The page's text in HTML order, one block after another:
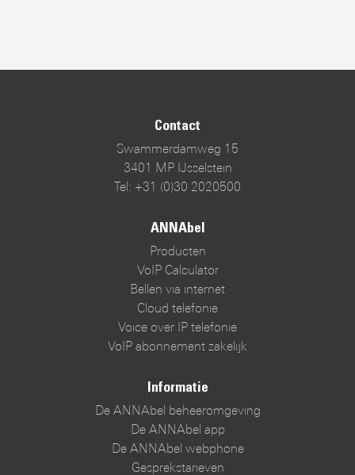
Contact
Swammerdamweg 15
3401 MP IJsselstein
Tel: +31 (0)30 2020500
ANNAbel
Producten
VoIP Calculator
Bellen via internet
Cloud telefonie
Voice over IP telefonie
VoIP abonnement zakelijk
Informatie
De ANNAbel beheeromgeving
De ANNAbel app
De ANNAbel webphone
Gesprekstarieven